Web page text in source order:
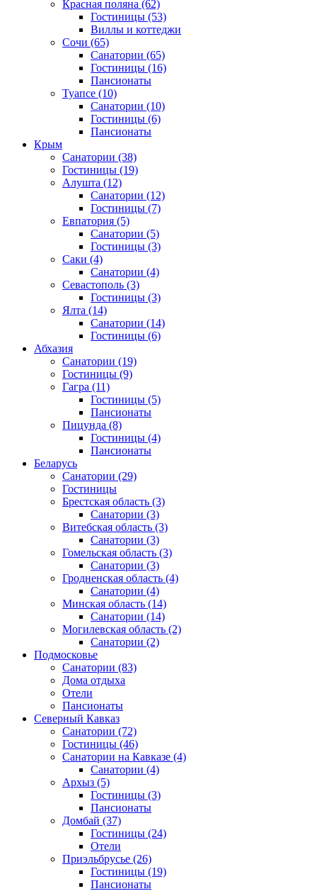
Красная поляна (62)
Гостиницы (53)
Виллы и коттеджи
Сочи (65)
Санатории (65)
Гостиницы (16)
Пансионаты
Туапсе (10)
Санатории (10)
Гостиницы (6)
Пансионаты
Крым
Санатории (38)
Гостиницы (19)
Алушта (12)
Санатории (12)
Гостиницы (7)
Евпатория (5)
Санатории (5)
Гостиницы (3)
Саки (4)
Санатории (4)
Севастополь (3)
Гостиницы (3)
Ялта (14)
Санатории (14)
Гостиницы (6)
Абхазия
Санатории (19)
Гостиницы (9)
Гагра (11)
Гостиницы (5)
Пансионаты
Пицунда (8)
Гостиницы (4)
Пансионаты
Беларусь
Санатории (29)
Гостиницы
Брестская область (3)
Санатории (3)
Витебская область (3)
Санатории (3)
Гомельская область (3)
Санатории (3)
Гродненская область (4)
Санатории (4)
Минская область (14)
Санатории (14)
Могилевская область (2)
Санатории (2)
Подмосковье
Санатории (83)
Дома отдыха
Отели
Пансионаты
Северный Кавказ
Санатории (72)
Гостиницы (46)
Санатории на Кавказе (4)
Санатории (4)
Архыз (5)
Гостиницы (3)
Пансионаты
Домбай (37)
Гостиницы (24)
Отели
Приэльбрусье (26)
Гостиницы (19)
Пансионаты